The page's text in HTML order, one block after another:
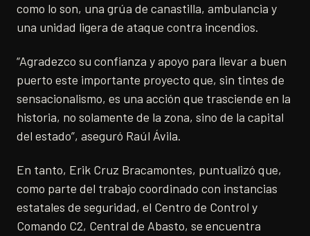
como lo son, una grúa de canastilla, ambulancia y
una unidad ligera de ataque contra incendios.
“Agradezco su confianza y apoyo para llevar a buen
puerto este importante proyecto que, sin tintes de
sensacionalismo, es una acción que trasciende en la
historia, no solamente de la zona, sino de la capital
del estado”, aseguró Raúl Ávila.
En tanto, Erik Cruz Bracamontes, puntualizó que,
como parte del trabajo coordinado con instancias
estatales de seguridad, el Centro de Control y
Comando C2, Central de Abasto, se encuentra